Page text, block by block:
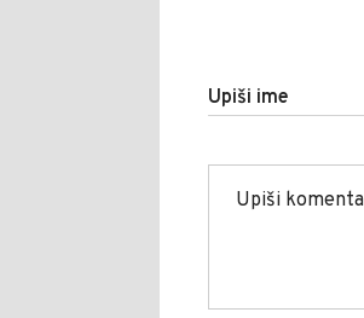
Upiši ime